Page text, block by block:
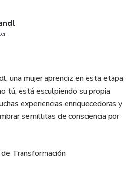
una mujer aprendiz en esta etapa
tú, está esculpiendo su propia
experiencias enriquecedoras y
semillitas de consciencia por
Transformación